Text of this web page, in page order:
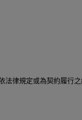
法律規定或為契約履行